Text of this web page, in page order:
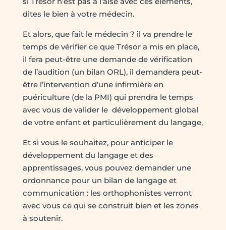
dites le bien à votre médecin.
Et alors, que fait le médecin ? il va prendre le
temps de vérifier ce que Trésor a mis en place,
il fera peut-être une demande de vérification
de l’audition (un bilan ORL), il demandera peut-
être l’intervention d’une infirmière en
puériculture (de la PMI) qui prendra le temps
avec vous de valider le développement global
de votre enfant et particulièrement du langage,
Et si vous le souhaitez, pour anticiper le
développement du langage et des
apprentissages, vous pouvez demander une
ordonnance pour un bilan de langage et
communication : les orthophonistes verront
avec vous ce qui se construit bien et les zones
à soutenir.